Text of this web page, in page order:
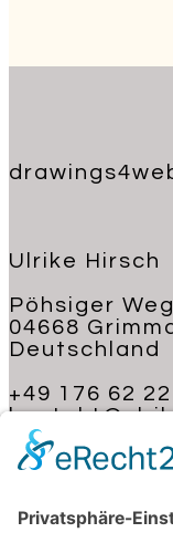
Ulrike Hirsch
Pöhsiger
04668
Deutschland
+49 176 62